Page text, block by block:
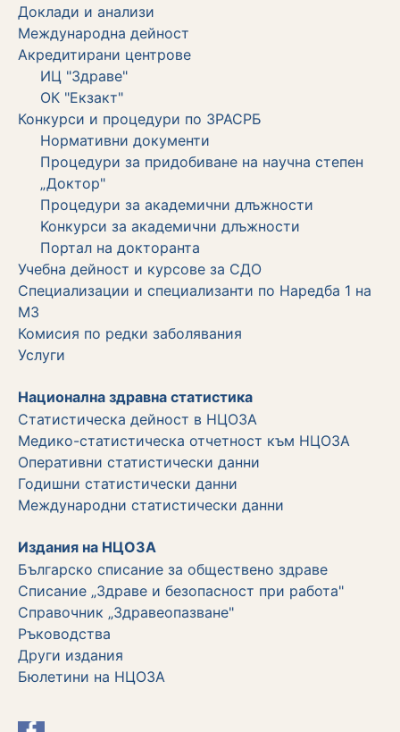
Доклади и анализи
Международна дейност
Акредитирани центрове
ИЦ "Здраве"
ОК "Екзакт"
Конкурси и процедури по ЗРАСРБ
Нормативни документи
Процедури за придобиване на научна степен
„Доктор"
Процедури за академични длъжности
Koнкурси за академични длъжности
Портал на докторанта
Учебна дейност и курсове за СДО
Специализации и специализанти по Наредба 1 на
МЗ
Комисия по редки заболявания
Услуги
Национална здравна статистика
Статистическа дейност в НЦОЗА
Медико-статистическа отчетност към НЦОЗА
Оперативни статистически данни
Годишни статистически данни
Международни статистически данни
Издания на НЦОЗА
Българско списание за обществено здраве
Списание „Здраве и безопасност при работа"
Справочник „Здравеопазване"
Ръководства
Други издания
Бюлетини на НЦОЗА